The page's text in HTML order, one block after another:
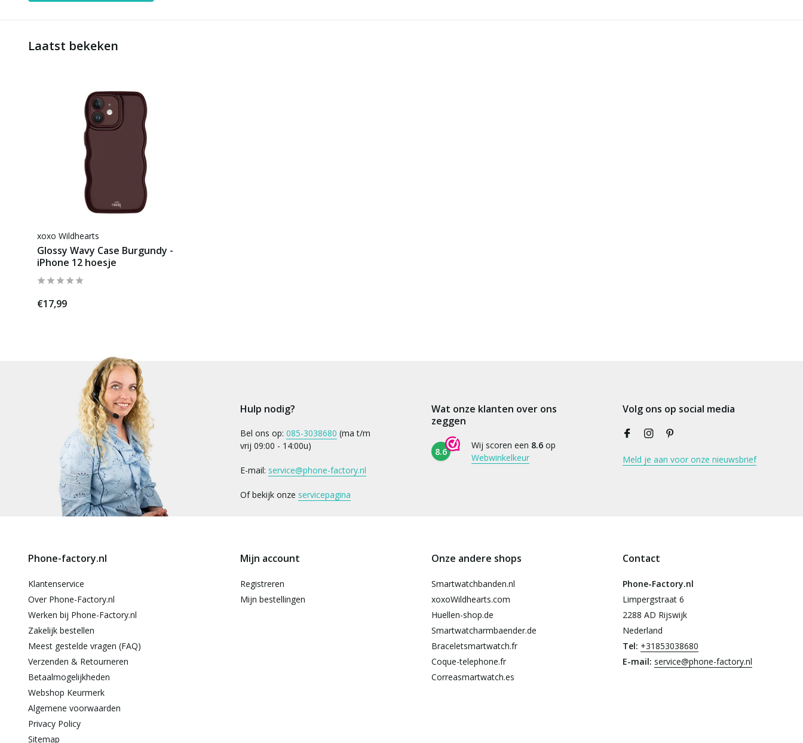
Laatst bekeken
xoxo Wildhearts
Glossy Wavy Case Burgundy -
iPhone 12 hoesje
€17,99
Hulp nodig?
Bel ons op: 085-3038680 (ma t/m
vrij 09:00 - 14:00u)
E-mail: service@phone-factory.nl
Of bekijk onze servicepagina
Wat onze klanten over ons
zeggen
8.6
Wij scoren een 8.6 op
Webwinkelkeur
Volg ons op social media
Meld je aan voor onze nieuwsbrief
Phone-factory.nl
Klantenservice
Over Phone-Factory.nl
Werken bij Phone-Factory.nl
Zakelijk bestellen
Meest gestelde vragen (FAQ)
Verzenden & Retourneren
Betaalmogelijkheden
Webshop Keurmerk
Algemene voorwaarden
Privacy Policy
Sitemap
Mijn account
Registreren
Mijn bestellingen
Onze andere shops
Smartwatchbanden.nl
xoxoWildhearts.com
Huellen-shop.de
Smartwatcharmbaender.de
Braceletsmartwatch.fr
Coque-telephone.fr
Correasmartwatch.es
Contact
Phone-Factory.nl
Limpergstraat 6
2288 AD Rijswijk
Nederland
Tel: +31853038680
E-mail: service@phone-factory.nl